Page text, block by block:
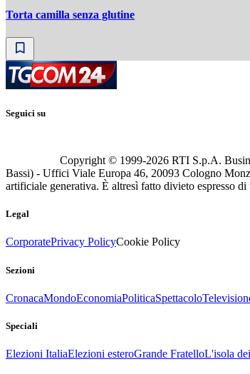
Torta camilla senza glutine
Seguici su
Copyright © 1999-2026 RTI S.p.A.
Bassi) - Uffici Viale Europa 46, 20093 Cologno
artificiale generativa. È altresì fatto divieto espresso
Legal
CorporatePrivacy PolicyCookie Policy
Sezioni
CronacaMondoEconomiaPoliticaSpettacolo
Speciali
Elezioni ItaliaElezioni esteroGrande FratelloL'isola